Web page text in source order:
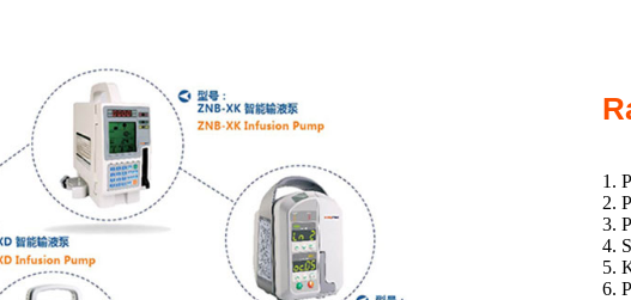
1.
2.
3.
4.
5.
6.